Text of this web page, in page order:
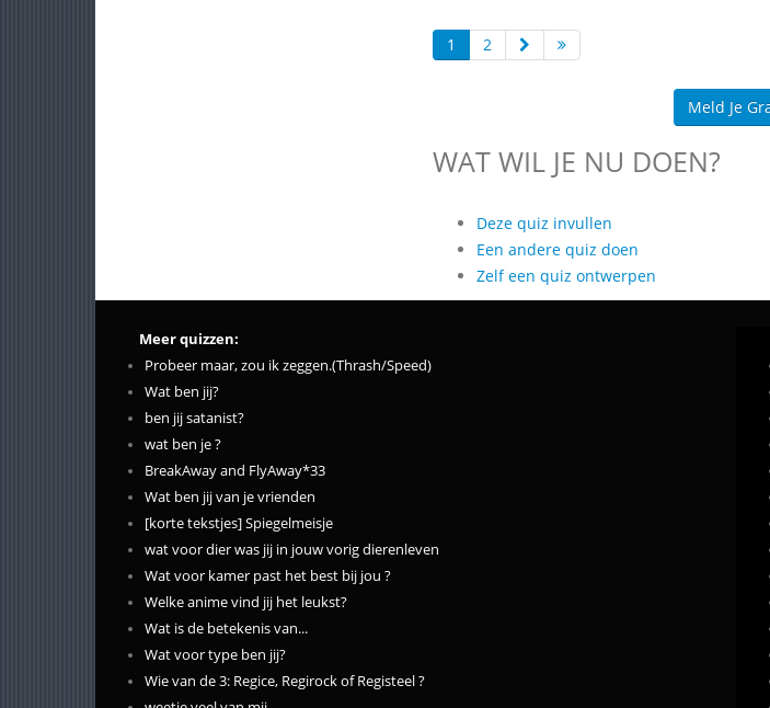
1 2
Meld Je
WAT WIL JE NU DOEN?
Deze quiz invullen
Een andere quiz doen
Zelf een quiz ontwerpen
Meer quizzen:
Probeer maar, zou ik zeggen.(Thrash/Speed)
Wat ben jij?
ben jij satanist?
wat ben je ?
BreakAway and FlyAway*33
Wat ben jij van je vrienden
[korte tekstjes] Spiegelmeisje
wat voor dier was jij in jouw vorig dierenleven
Wat voor kamer past het best bij jou ?
Welke anime vind jij het leukst?
Wat is de betekenis van...
Wat voor type ben jij?
Wie van de 3: Regice, Regirock of Registeel ?